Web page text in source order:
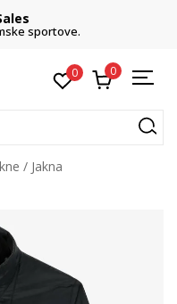
sportove.
0 0
Jakna